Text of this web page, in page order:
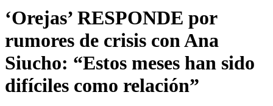
‘Orejas’ RESPONDE por
rumores de crisis con Ana
Siucho: “Estos meses han sido
difíciles como relación”